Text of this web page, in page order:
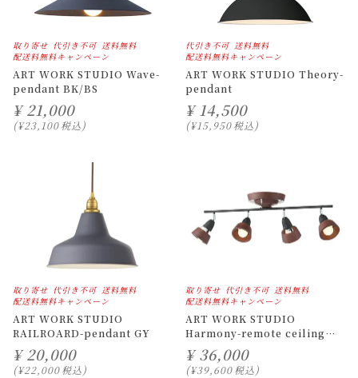
取り寄せ 代引き不可 送料無料
配送料無料キャンペーン
ART WORK STUDIO Wave-
pendant BK/BS
¥ 21,000
¥23,100税込
代引き不可 送料無料
配送料無料キャンペーン
ART WORK STUDIO Theory-
pendant
¥ 14,500
¥15,950税込
取り寄せ 代引き不可 送料無料
配送料無料キャンペーン
ART WORK STUDIO
RAILROARD-pendant GY
¥ 20,000
¥22,000税込
取り寄せ 代引き不可 送料無料
配送料無料キャンペーン
ART WORK STUDIO
Harmony-remote ceiling
lamp BN/BK
¥ 36,000
¥39,600税込